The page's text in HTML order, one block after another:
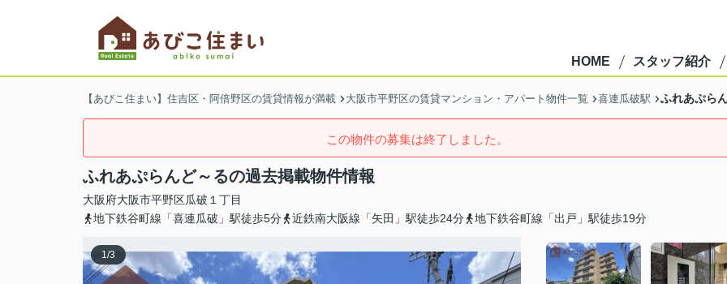
HOME スタッフ紹介
【あびこ住まい】住吉区・阿倍野区の賃貸情報が満載 大阪市平野区の賃貸マンション・アパート物件一覧 喜連瓜破駅 ふれあぷら
この物件の募集は終了しました。
ふれあぷらんど～るの過去掲載物件情報
大阪府大阪市平野区瓜破 １丁目
地下鉄谷町線「喜連瓜破」駅徒歩5分
近鉄南大阪線「矢田」駅徒歩24分 地下鉄谷町線「出戸」駅徒歩19分
1/3